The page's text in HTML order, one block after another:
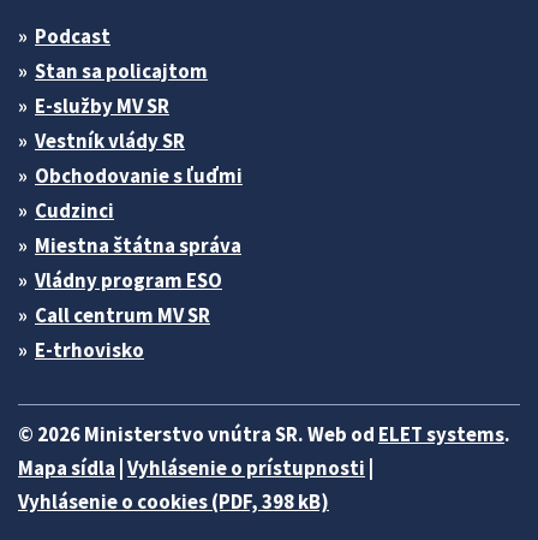
Podcast
Stan sa policajtom
E-služby MV SR
Vestník vlády SR
Obchodovanie s ľuďmi
Cudzinci
Miestna štátna správa
Vládny program ESO
Call centrum MV SR
E-trhovisko
© 2026 Ministerstvo vnútra SR. Web od ELET systems.
Mapa sídla Vyhlásenie o prístupnosti
Vyhlásenie o cookies (PDF, 398 kB)